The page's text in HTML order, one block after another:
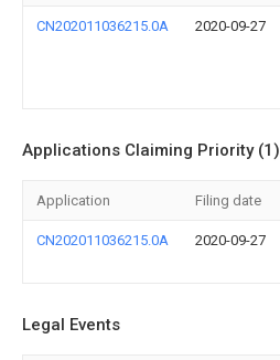
CN202011036215.0A 2020-09-27
Applications Claiming Priority (1)
Application Filing date
CN202011036215.0A 2020-09-27
Legal Events